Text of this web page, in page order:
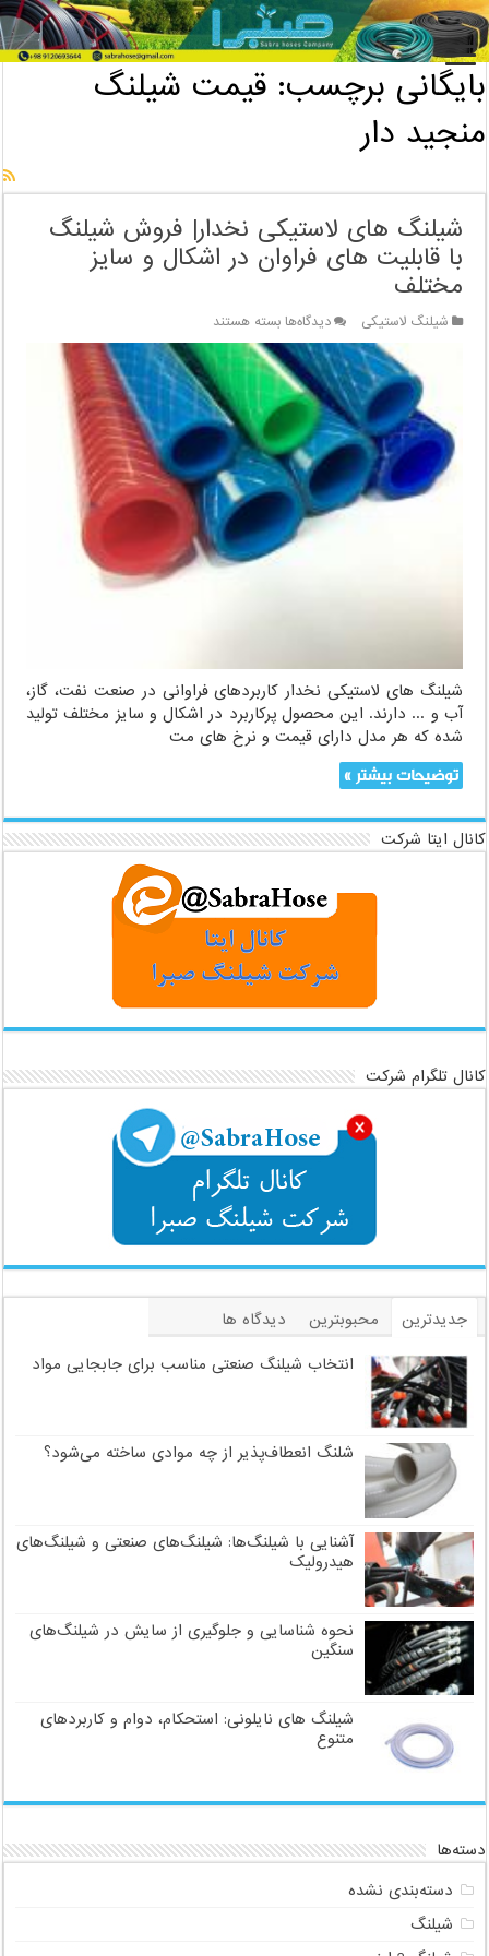
خانه / بایگانی برچسب: قیمت شیلنگ منجید دار
بایگانی برچسب:قیمت شیلنگ
منجید دار
شیلنگ های لاستیکی نخدار| فروش شیلنگ
با قابلیت های فراوان در اشکال و سایز
مختلف
شیلنگ لاستیکی دیدگاه‌هابرای
شیلنگ
های
لاستیکی
نخدار|
فروش
شیلنگ
با
قابلیت
های
فراوان
در
اشکال
بسته هستند
شیلنگ های لاستیکی نخدار کاربردهای فراوانی در صنعت نفت، گاز،
آب و ... دارند. این محصول پرکاربرد در اشکال و سایز مختلف تولید
شده که هر مدل دارای قیمت و نرخ های مت
توضیحات بیشتر »
کانال ایتا شرکت
کانال تلگرام شرکت
جدیدترین محبوبترین
دیدگاه ها
برچسب
انتخاب شیلنگ صنعتی مناسب برای جابجایی مواد
شلنگ انعطاف‌پذیر از چه موادی ساخته می‌شود؟
آشنایی با شیلنگ‌ها: شیلنگ‌های صنعتی و شیلنگ‌های
هیدرولیک
نحوه شناسایی و جلوگیری از سایش در شیلنگ‌های
سنگین
شیلنگ های نایلونی: استحکام، دوام و کاربردهای
متنوع
دسته‌ها
دسته‌بندی نشده
شیلنگ